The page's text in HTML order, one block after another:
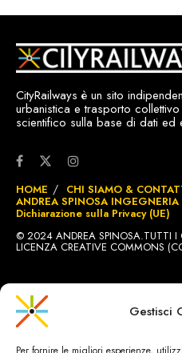
Gestisci
CityRailways è un sito
urbanistica e trasporto
scientifico sulla base di dati ed
HOME CHI SIAMO &
ANDREA SPINOSA INGEGNERIA
Dichiarazione sulla Privacy (UE)
© 2024 ANDREA SPINOSA.TUTTI
LICENZA CREATIVE COMMONS
SITO REALIZZATO DA